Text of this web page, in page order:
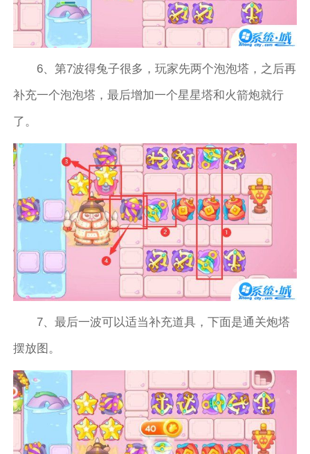
6、第7波得兔子很多，玩家先两个泡泡塔，之后再
补充一个泡泡塔，最后增加一个星星塔和火箭炮就行
了。
7、最后一波可以适当补充道具，下面是通关炮塔
摆放图。